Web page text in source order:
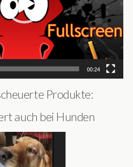
00:24
Produkte:
auch bei Hunden